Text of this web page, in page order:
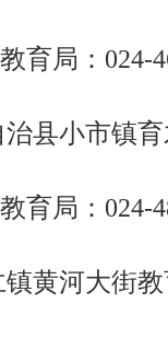
育局：024-
县小市镇育
育局：024-
黄河大街